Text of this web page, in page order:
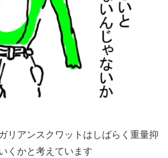
リアンスクワットはしばらく重量抑
くかと考えています